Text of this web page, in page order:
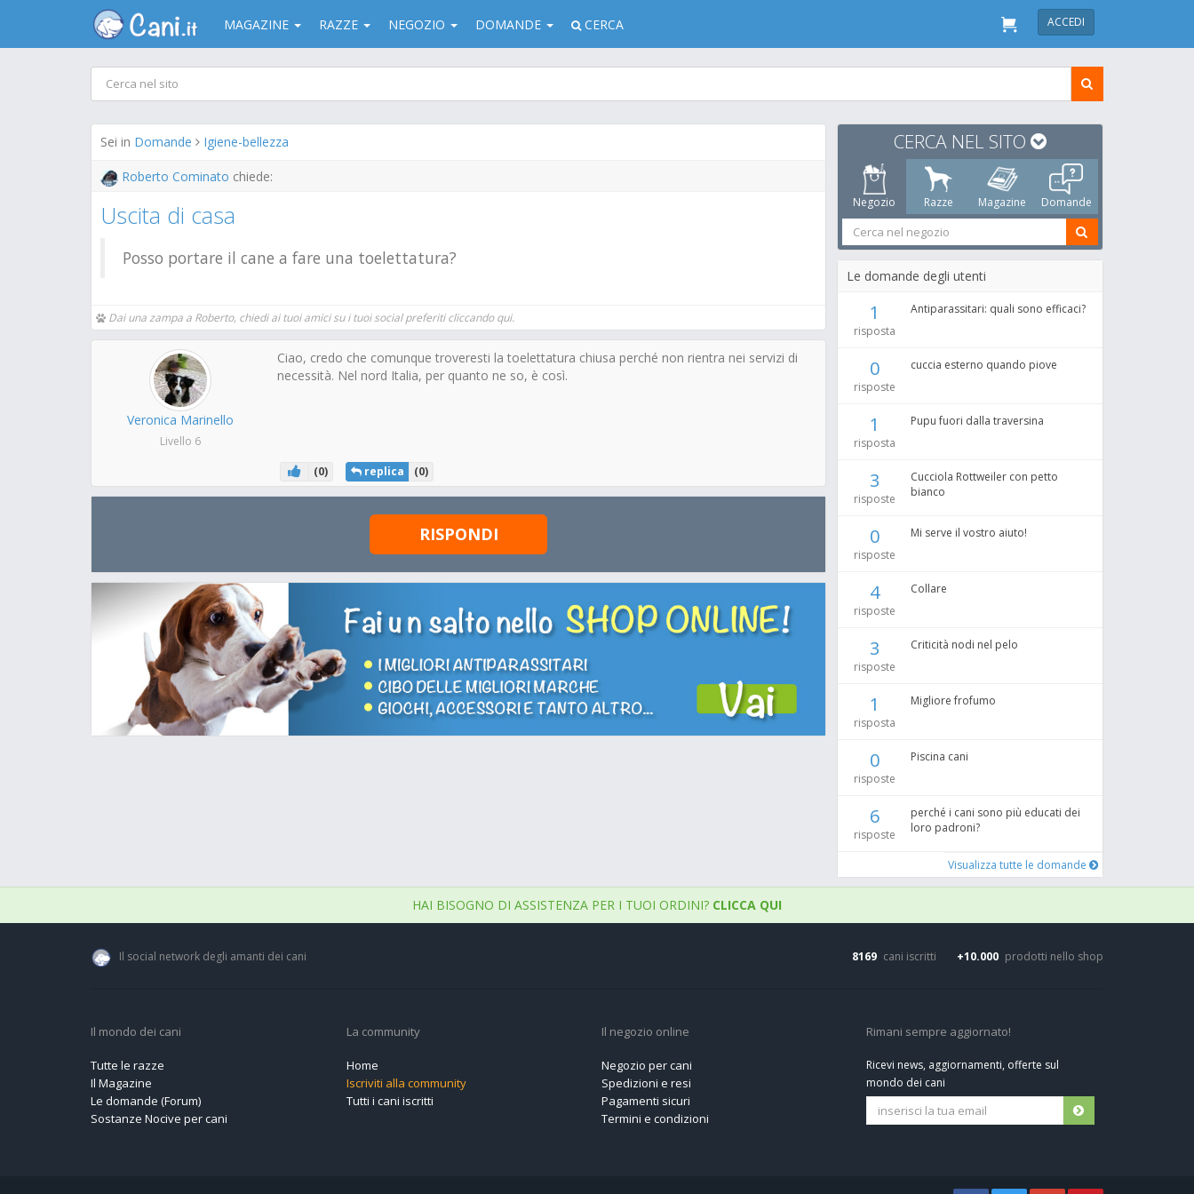
MAGAZINE RAZZE NEGOZIO DOMANDE CERCA ACCEDI
Sei in Domande Igiene-bellezza
Roberto Cominato chiede:
Uscita di casa
Posso portare il cane a fare una toelettatura?
Dai una zampa a Roberto, chiedi ai tuoi amici su i tuoi social preferiti cliccando qui.
Veronica Marinello
Livello 6
Ciao, credo che comunque troveresti la toelettatura chiusa perché non rientra nei servizi di
necessità. Nel nord Italia, per quanto ne so, è così.
(0) replica (0)
RISPONDI
CERCA NEL SITO
Negozio Razze Magazine Domande
Le domande degli utenti
1
risposta
Antiparassitari: quali sono efficaci?
0
risposte
cuccia esterno quando piove
1
risposta
Pupu fuori dalla traversina
3
risposte
Cucciola Rottweiler con petto
bianco
0
risposte
Mi serve il vostro aiuto!
4
risposte
Collare
3
risposte
Criticità nodi nel pelo
1
risposta
Migliore frofumo
0
risposte
Piscina cani
6
risposte
perché i cani sono più educati dei
loro padroni?
Visualizza tutte le domande
HAI BISOGNO DI ASSISTENZA PER I TUOI ORDINI? CLICCA QUI
Il social network degli amanti dei cani 8169 cani iscritti +10.000 prodotti nello shop
Il mondo dei cani
Tutte le razze
Il Magazine
Le domande (Forum)
Sostanze Nocive per cani
La community
Home
Iscriviti alla community
Tutti i cani iscritti
Il negozio online
Negozio per cani
Spedizioni e resi
Pagamenti sicuri
Termini e condizioni
Rimani sempre aggiornato!
Ricevi news, aggiornamenti, offerte sul
mondo dei cani